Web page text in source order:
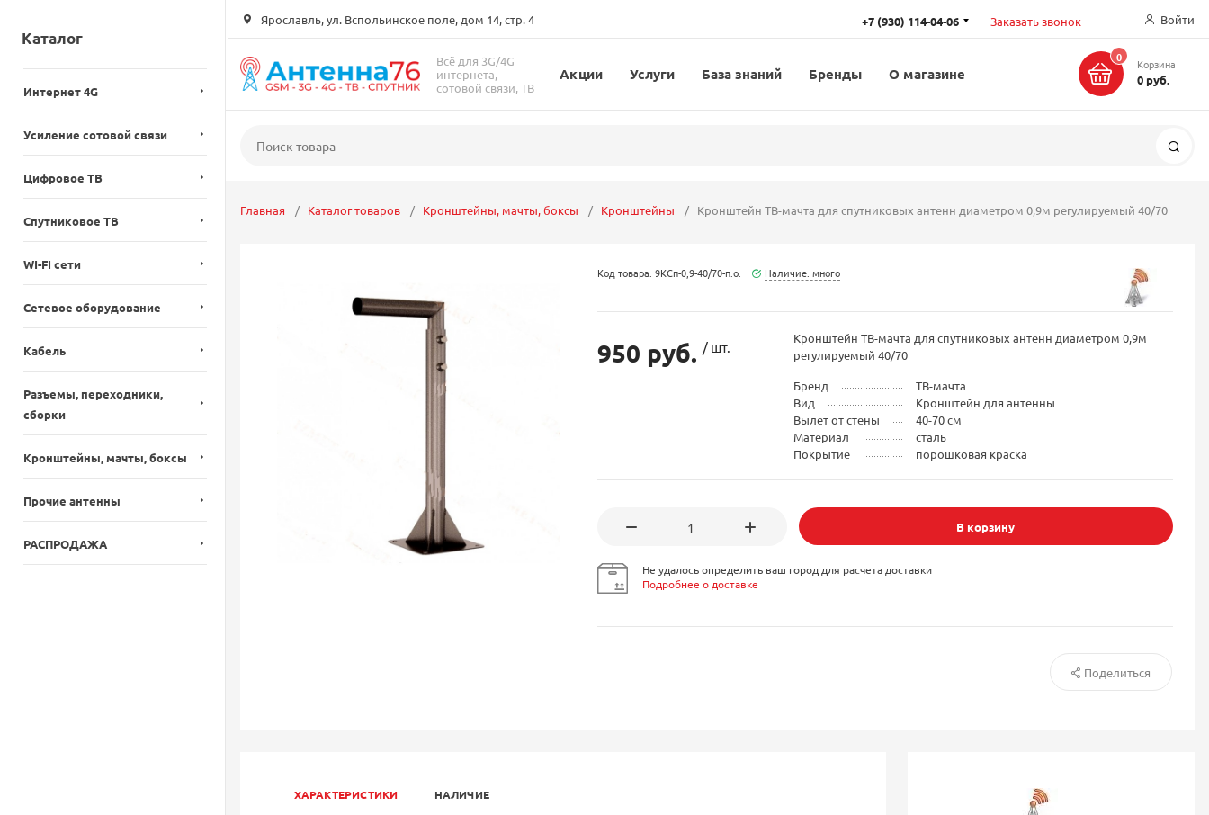
Ярославль, ул. Вспольинское поле, дом 14, стр. 4 +7 (930) 114-04-06 Заказать звонок Войти
Всё для 3G/4G
интернета,
сотовой связи, ТВ
Акции Услуги База знаний Бренды О магазине
0 Корзина
0 руб.
Каталог
Интернет 4G
Усиление сотовой связи
Цифровое ТВ
Спутниковое ТВ
WI-FI сети
Сетевое оборудование
Кабель
Разъемы, переходники,
сборки
Кронштейны, мачты, боксы
Прочие антенны
РАСПРОДАЖА
Главная Каталог товаров Кронштейны, мачты, боксы Кронштейны Кронштейн ТВ-мачта для спутниковых антенн диаметром 0,9м регулируемый 40/70
Код товара: 9КСп-0,9-40/70-п.о. Наличие: много
950 руб. / шт.
Кронштейн ТВ-мачта для спутниковых антенн диаметром 0,9м
регулируемый 40/70
Бренд
ТВ-мачта
Вид
Кронштейн для антенны
Вылет от стены
40-70 см
Материал
сталь
Покрытие
порошковая краска
В корзину
Не удалось определить ваш город для расчета доставки
Подробнее о доставке
Поделиться
ХАРАКТЕРИСТИКИ НАЛИЧИЕ